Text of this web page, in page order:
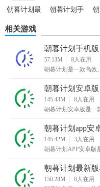
保重要事项不被遗漏。
3. 进度追踪与统计：清晰
4. 云端同步：支持多设备
脑，数据实时更新，随时
5. 灵活布局与主题：提供
同用户的审美需求。
朝暮计划手机版内容
1. 任务列表：用户可以创
2. 目标设定：支持设定长
朝暮计划最
朝暮计划手
相关游戏
朝暮计划手机版
57.13M 8人在用
朝暮计划是一款高效
朝暮计划安卓版
145.43M 8人在用
朝暮计划安卓版是一
朝暮计划app安
145.42M 3人在用
朝暮计划APP安卓版
朝暮计划最新版
150.28M 8人在用